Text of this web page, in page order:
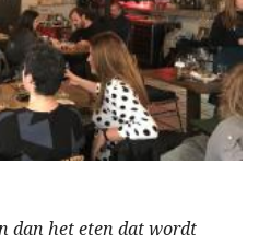
dan het eten dat wordt